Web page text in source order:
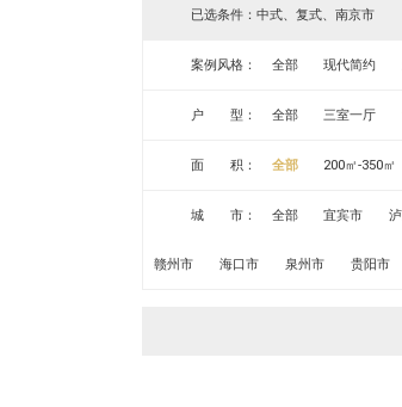
已选条件：中式、复式、南京市
案例风格： 全部 现代简约
户 型： 全部 三室一厅
面 积： 全部 200㎡-350㎡
城 市： 全部 宜宾市
赣州市 海口市 泉州市 贵阳市